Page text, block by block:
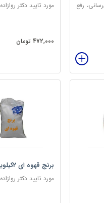
رفع
مورد تایید دکتر روازاده
472,000 تومان
برنج قهوه ای 2کیلویی
مورد تایید دکتر روازاده